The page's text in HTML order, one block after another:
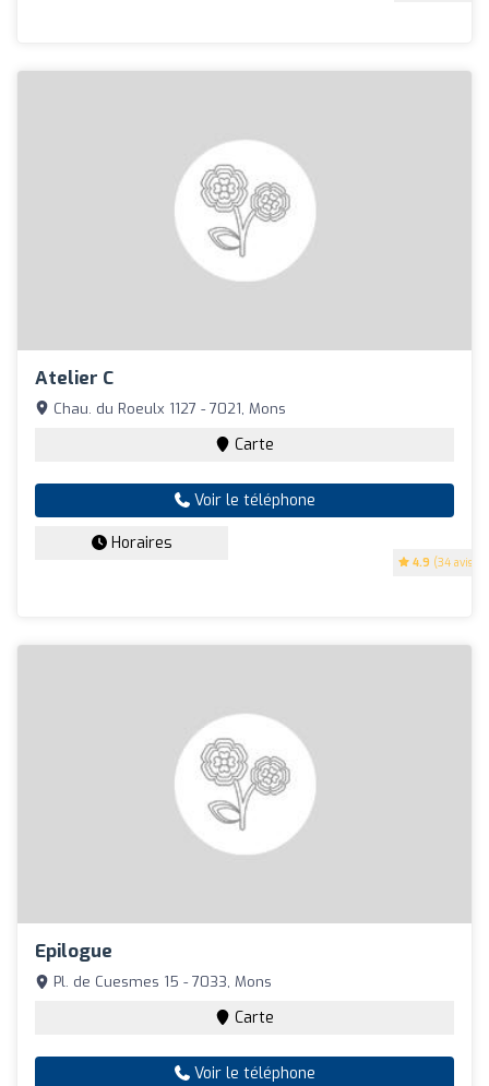
Atelier C
4.9 (34 avis)
Chau. du Roeulx 1127 - 7021, Mons
Carte
Voir le téléphone
Horaires
Epilogue
Pl. de Cuesmes 15 - 7033, Mons
Carte
Voir le téléphone